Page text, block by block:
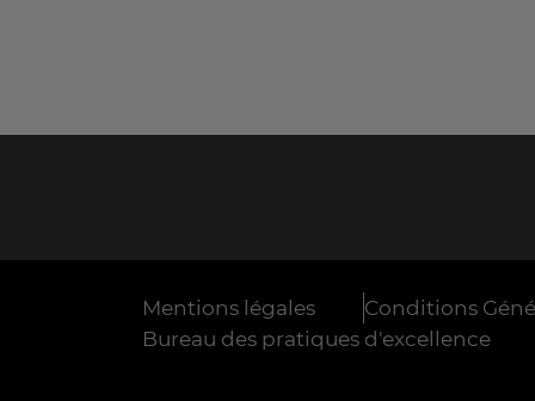
Mentions légales Conditions
Bureau des pratiques d'excellence